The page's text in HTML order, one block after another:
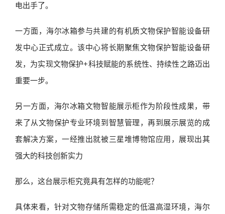
电出手了。
一方面，海尔冰箱参与共建的有机质文物保护智能设备研
发中心正式成立。该中心将长期聚焦文物保护智能设备研
发，为实现文物保护+科技赋能的系统性、持续性之路迈出
重要一步。
另一方面，海尔冰箱文物智能展示柜作为阶段性成果，带
来了从文物保护专业环境到智慧管理，再到展示展览的成
套解决方案，一经推出就被三星堆博物馆应用，展现出其
强大的科技创新实力
那么，这台展示柜究竟具有怎样的功能呢？
具体来看，针对文物存储所需稳定的低温高湿环境，海尔